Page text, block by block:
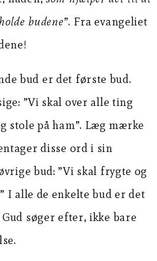
budene”. Fra evangeliet
bud er det første bud.
”Vi skal over alle ting
stole på ham”. Læg mærke
disse ord i sin
bud: ”Vi skal frygte og
I alle de enkelte bud er det
søger efter, ikke bare